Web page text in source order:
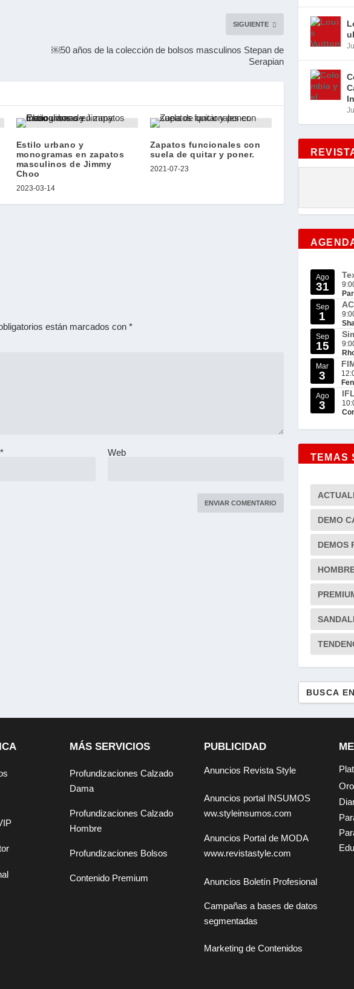
SIGUIENTE
￼50 años de la colección de bolsos masculinos Stepan de
Serapian
Estilo urbano y
monogramas en zapatos
masculinos de Jimmy
Choo
2023-03-14
Zapatos funcionales con
suela de quitar y poner.
2021-07-23
están marcados con *
* Web
Ago
31
Sep
1
Sep
15
Mar
3
Ago
3
TEMAS
DEMO
DEMOS
MÁS SERVICIOS
Profundizaciones Calzado
Dama
Profundizaciones Calzado
Hombre
Profundizaciones Bolsos
Contenido Premium
PUBLICIDAD
Anuncios Revista Style
Anuncios portal INSUMOS
ww.styleinsumos.com
Anuncios Portal de MODA
www.revistastyle.com
Anuncios Boletín Profesional
Campañas a bases de datos
segmentadas
Marketing de Contenidos
Oro